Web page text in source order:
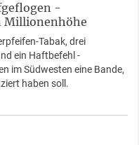
-
Millionenhöhe
Tabak, drei
ein Haftbefehl -
im Südwesten eine Bande,
haben soll.